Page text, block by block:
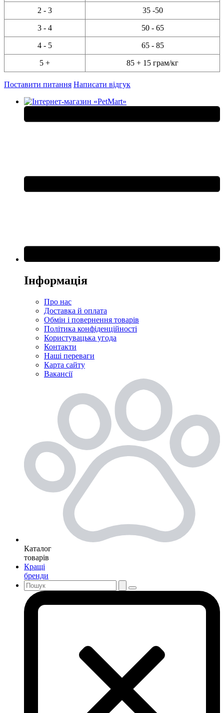
2 - 3 35 -50
3 - 4 50 - 65
4 - 5 65 - 85
5 + 85 + 15 грам/кг
Поставити питання Написати відгук
Інформація
Про нас
Доставка й оплата
Обмін і повернення товарів
Політика конфіденційності
Користувацька угода
Контакти
Наші переваги
Карта сайту
Вакансії
Каталог
товарів
Кращі
бренди